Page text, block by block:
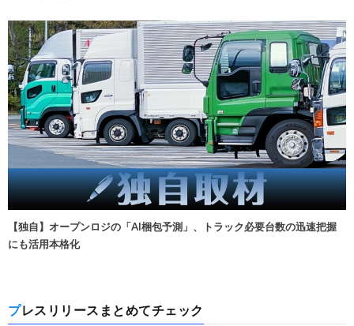
【独自】オープンロジの「AI梱包予測」、トラック必要台数の迅速把握
にも活用本格化
プレスリリースまとめてチェック